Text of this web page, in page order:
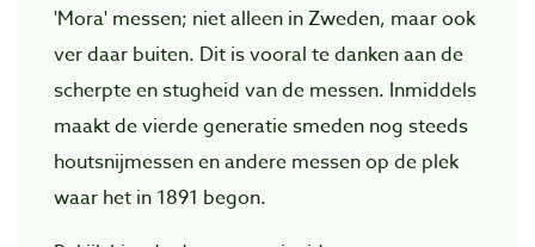
'Mora' messen; niet alleen in Zweden, maar ook
ver daar buiten. Dit is vooral te danken aan de
scherpte en stugheid van de messen. Inmiddels
maakt de vierde generatie smeden nog steeds
houtsnijmessen en andere messen op de plek
waar het in 1891 begon.